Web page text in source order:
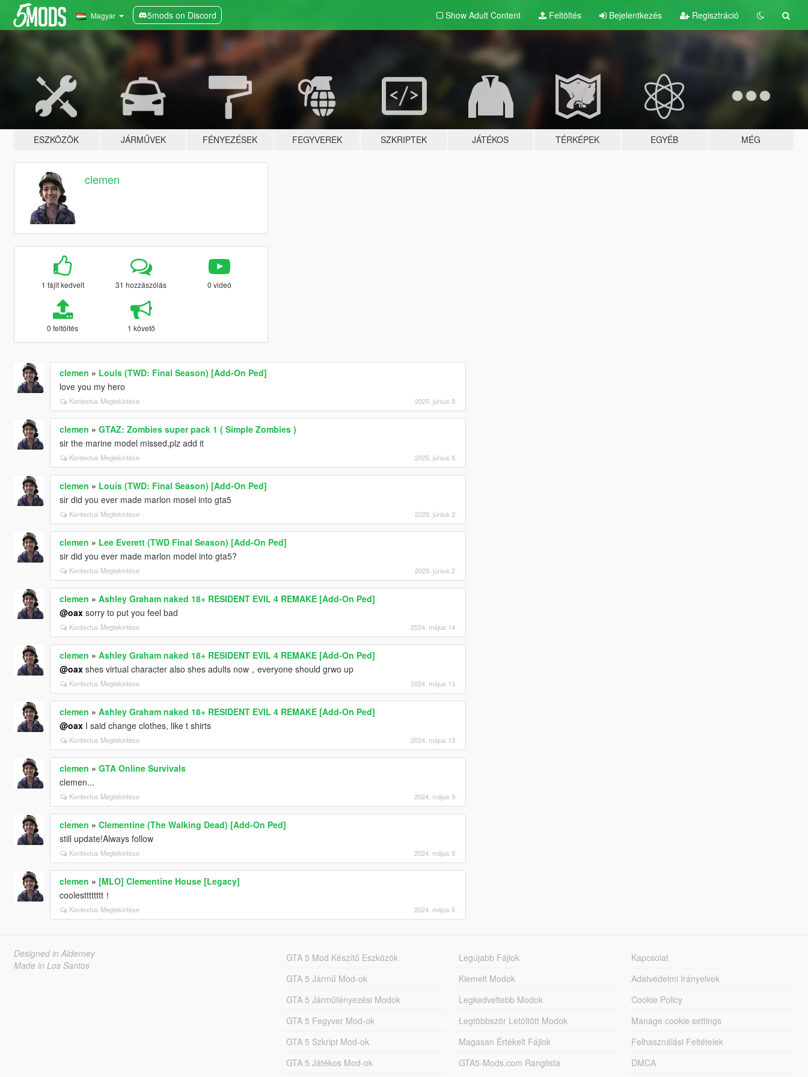
Magyar 5mods on Discord Show Adult Content Feltöltés Bejelentkezés Regisztráció
ESZKÖZÖK JÁRMŰVEK FÉNYEZÉSEK FEGYVEREK SZKRIPTEK JÁTÉKOS TÉRKÉPEK EGYÉB MÉG
clemen
1 fájlt kedvelt 31 hozzászólás 0 videó
0 feltöltés 1 követő
clemen » Louis (TWD: Final Season) [Add-On Ped]
love you my hero
Kontextus Megtekintése 2025. június 8.
clemen » GTAZ: Zombies super pack 1 ( Simple Zombies )
sir the marine model missed,plz add it
Kontextus Megtekintése 2025. június 8.
clemen » Louis (TWD: Final Season) [Add-On Ped]
sir did you ever made marlon mosel into gta5
Kontextus Megtekintése 2025. június 2.
clemen » Lee Everett (TWD Final Season) [Add-On Ped]
sir did you ever made marlon model into gta5?
Kontextus Megtekintése 2025. június 2.
clemen » Ashley Graham naked 18+ RESIDENT EVIL 4 REMAKE [Add-On Ped]
@oaxsorry to put you feel bad
Kontextus Megtekintése 2024. május 14.
clemen » Ashley Graham naked 18+ RESIDENT EVIL 4 REMAKE [Add-On Ped]
@oaxshes virtual character also shes adults now，everyone should grwo up
Kontextus Megtekintése 2024. május 13.
clemen » Ashley Graham naked 18+ RESIDENT EVIL 4 REMAKE [Add-On Ped]
@oaxI said change clothes, like t shirts
Kontextus Megtekintése 2024. május 13.
clemen » GTA Online Survivals
clemen...
Kontextus Megtekintése 2024. május 9.
clemen » Clementine (The Walking Dead) [Add-On Ped]
still update!Always follow
Kontextus Megtekintése 2024. május 5.
clemen » [MLO] Clementine House [Legacy]
coolestttttttt！
Kontextus Megtekintése 2024. május 5.
Designed in Alderney
Made in Los Santos
GTA 5 Mod Készítő Eszközök
GTA 5 Jármű Mod-ok
GTA 5 Járműfényezési Modok
GTA 5 Fegyver Mod-ok
GTA 5 Szkript Mod-ok
GTA 5 Játékos Mod-ok
Legújabb Fájlok
Kiemelt Modok
Legkedveltebb Modok
Legtöbbször Letöltött Modok
Magasan Értékelt Fájlok
GTA5-Mods.com Ranglista
Kapcsolat
Adatvédelmi Irányelvek
Cookie Policy
Manage cookie settings
Felhasználási Feltételek
DMCA